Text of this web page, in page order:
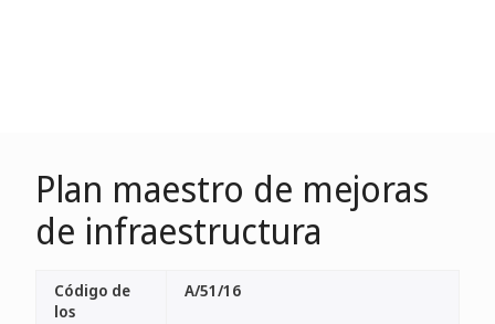
Plan maestro de mejoras
de infraestructura
Código de
los
A/51/16